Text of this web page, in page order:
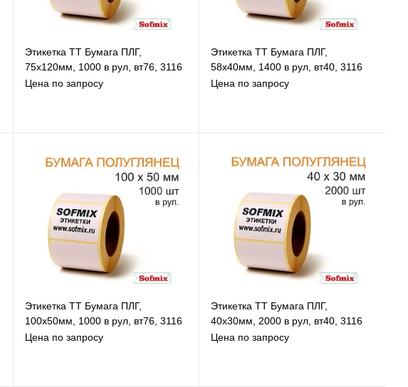
Этикетка ТТ Бумага ПЛГ,
75х120мм, 1000 в рул, вт76, 3116
Цена по запросу
В избранное
К сравнению
Под заказ
Этикетка ТТ Бумага ПЛГ,
58х40мм, 1400 в рул, вт40, 3116
Цена по запросу
В избранное
К сравнению
Под заказ
Этикетка ТТ Бумага ПЛГ,
100х50мм, 1000 в рул, вт76, 3116
Цена по запросу
Этикетка ТТ Бумага ПЛГ,
40х30мм, 2000 в рул, вт40, 3116
Цена по запросу